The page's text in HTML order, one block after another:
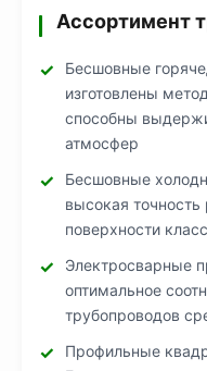
Ассортимент
Бесшовные
изготовлены
способны
атмосфер
Бесшовные
высокая
поверхности
Электросварные
оптимальное
трубопроводов
Профильные